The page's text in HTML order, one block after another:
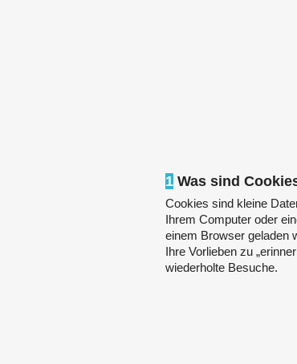
1 Was sind
Cookies sind kleine
Ihrem Computer oder
einem Browser geladen
Ihre Vorlieben zu
wiederholte Besuche.